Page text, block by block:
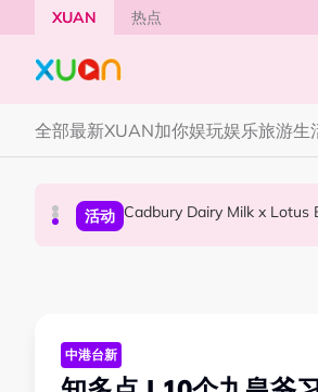
Skip to main content
XUAN 热点
全部最新XUAN加你娱玩娱乐旅游生
国际星闻 Tom Holland
活动 Cadbury Dairy Milk x Lotus
本地星闻 Henn国贤 “Aunty Henn
中港台新